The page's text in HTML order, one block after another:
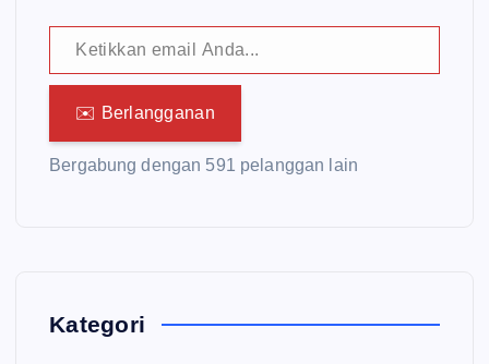
Ketikkan email Anda...
✉️ Berlangganan
Bergabung dengan 591 pelanggan lain
Kategori